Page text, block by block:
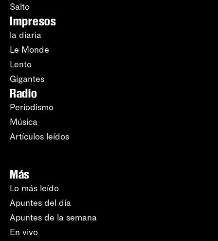
Salto
Impresos
la diaria
Le Monde
Lento
Gigantes
Radio
Periodismo
Música
Artículos leídos
Más
Lo más leído
Apuntes del día
Apuntes de la semana
En vivo